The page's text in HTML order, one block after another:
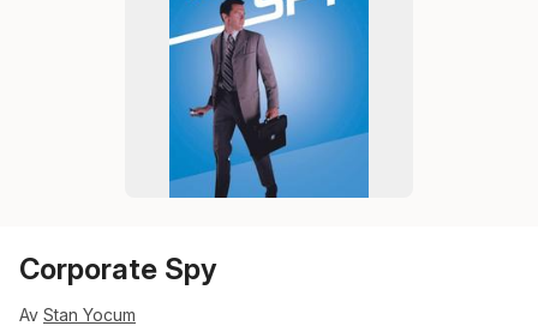
Corporate Spy
Av Stan Yocum